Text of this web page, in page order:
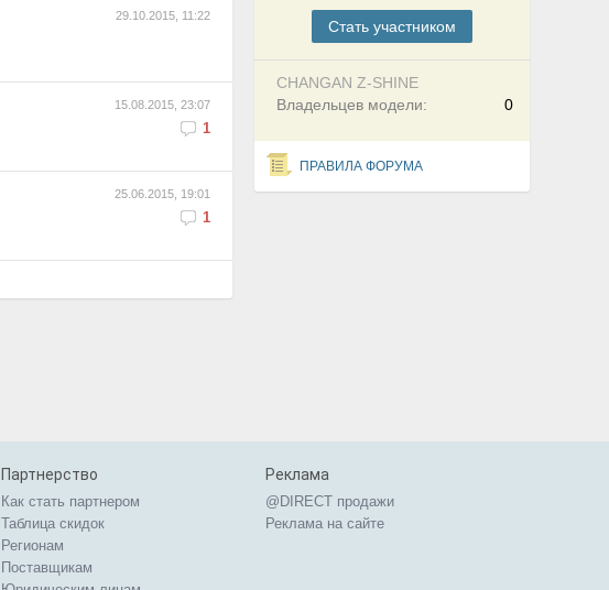
Cтать участником
CHANGAN Z-SHINE
0
Владельцев модели:
ПРАВИЛА ФОРУМА
29.10.2015, 11:22
15.08.2015, 23:07
1
25.06.2015, 19:01
1
Партнерство
Как стать партнером
Таблица скидок
Регионам
Поставщикам
Реклама
@DIRECT продажи
Реклама на сайте